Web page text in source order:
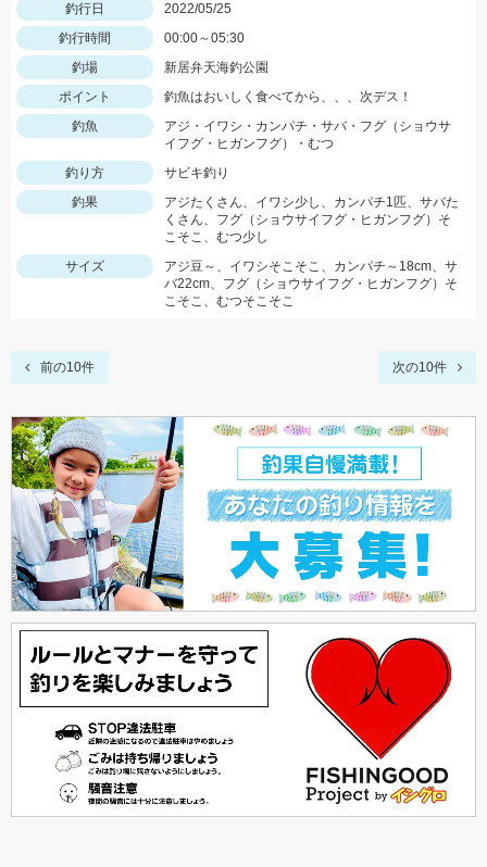
釣行日
2022/05/25
釣行時間
00:00～05:30
釣場
新居弁天海釣公園
ポイント
釣魚はおいしく食べてから、、、次デス！
釣魚
アジ・イワシ・カンパチ・サバ・フグ（ショウサ
イフグ・ヒガンフグ）・むつ
釣り方
サビキ釣り
釣果
アジたくさん、イワシ少し、カンパチ1匹、サバた
くさん、フグ（ショウサイフグ・ヒガンフグ）そ
こそこ、むつ少し
サイズ
アジ豆～、イワシそこそこ、カンパチ～18cm、サ
バ22cm、フグ（ショウサイフグ・ヒガンフグ）そ
こそこ、むつそこそこ
前の10件 次の10件